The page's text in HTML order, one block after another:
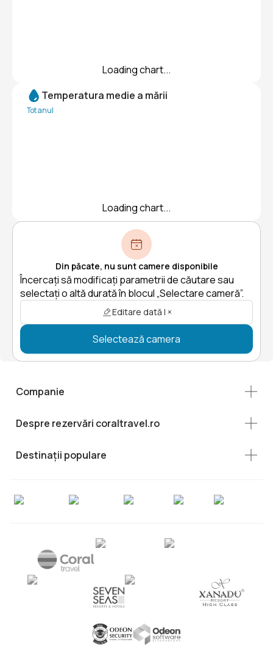
Loading chart...
Temperatura medie a mării
Tot anul
Loading chart...
Din păcate, nu sunt camere disponibile
Încercați să modificați parametrii de căutare sau
selectați o altă durată în blocul „Selectare cameră”.
Editare dată | ×
Selectează camera
Companie
Despre rezervări coraltravel.ro
Destinații populare